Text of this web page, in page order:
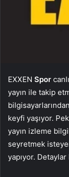
EXXEN Spor
yayın ile takip
keyfi yaşıyor.
yayın izleme
seyretmek
yapıyor.